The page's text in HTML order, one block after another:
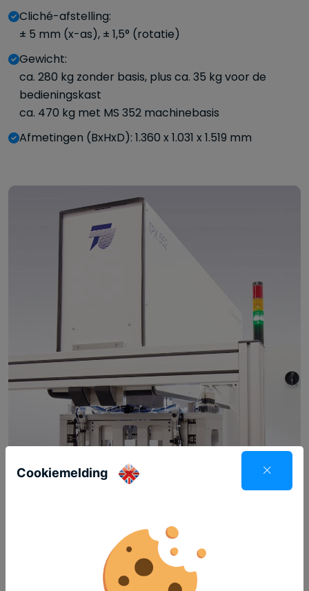
Cookiemelding
Cliché-afstelling:
± 5 mm (x-as), ± 1,5° (rotatie)
Gewicht:
ca. 280 kg zonder basis, plus ca. 35 kg voor de
bedieningskast
ca. 470 kg met MS 352 machinebasis
Afmetingen (BxHxD): 1.360 x 1.031 x 1.519 mm